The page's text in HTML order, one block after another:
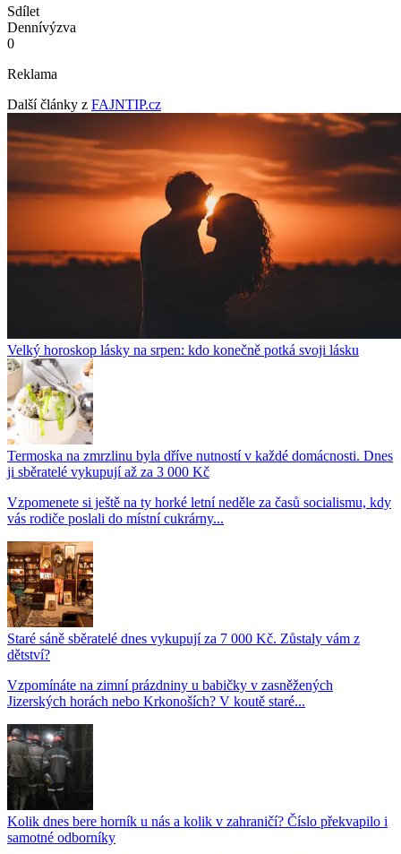
Sdílet
Dennívýzva
0
Reklama
Další články z FAJNTIP.cz
Velký horoskop lásky na srpen: kdo konečně potká svoji lásku
Termoska na zmrzlinu byla dříve nutností v každé domácnosti. Dnes
ji sběratelé vykupují až za 3 000 Kč
Vzpomenete si ještě na ty horké letní neděle za časů socialismu, kdy
vás rodiče poslali do místní cukrárny...
Staré sáně sběratelé dnes vykupují za 7 000 Kč. Zůstaly vám z
dětství?
Vzpomínáte na zimní prázdniny u babičky v zasněžených
Jizerských horách nebo Krkonoších? V koutě staré...
Kolik dnes bere horník u nás a kolik v zahraničí? Číslo překvapilo i
samotné odborníky